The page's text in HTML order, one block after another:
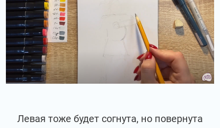
Левая тоже будет согнута, но повернута